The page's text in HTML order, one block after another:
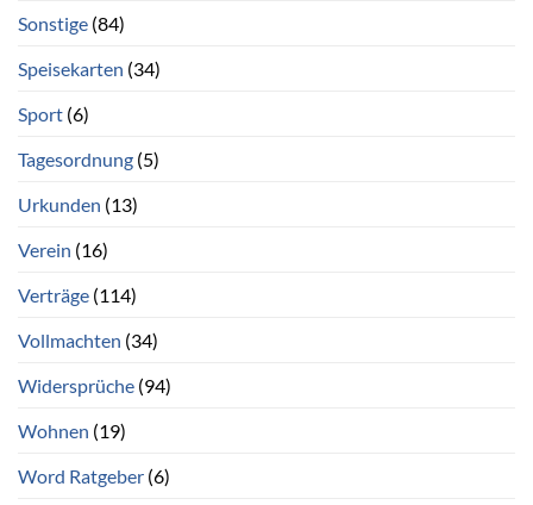
Sonstige (84)
Speisekarten (34)
Sport (6)
Tagesordnung (5)
Urkunden (13)
Verein (16)
Verträge (114)
Vollmachten (34)
Widersprüche (94)
Wohnen (19)
Word Ratgeber (6)